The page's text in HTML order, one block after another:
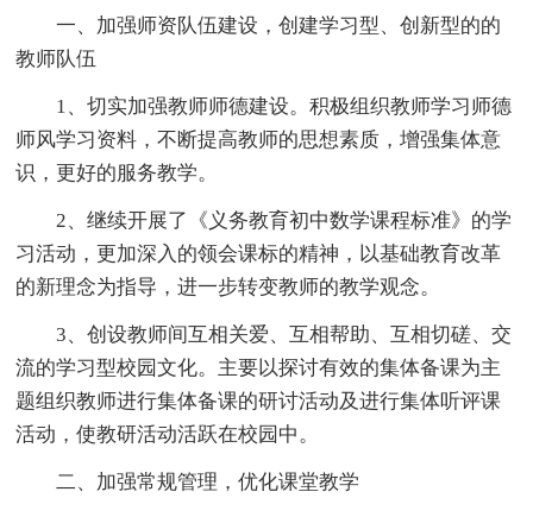
一、加强师资队伍建设，创建学习型、创新型的的
教师队伍
1、切实加强教师师德建设。积极组织教师学习师德
师风学习资料，不断提高教师的思想素质，增强集体意
识，更好的服务教学。
2、继续开展了《义务教育初中数学课程标准》的学
习活动，更加深入的领会课标的精神，以基础教育改革
的新理念为指导，进一步转变教师的教学观念。
3、创设教师间互相关爱、互相帮助、互相切磋、交
流的学习型校园文化。主要以探讨有效的集体备课为主
题组织教师进行集体备课的研讨活动及进行集体听评课
活动，使教研活动活跃在校园中。
二、加强常规管理，优化课堂教学